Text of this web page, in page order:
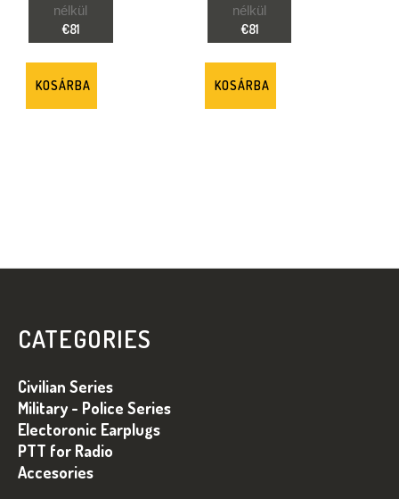
nélkül
€81
KOSÁRBA
nélkül
€81
KOSÁRBA
CATEGORIES
Civilian Series
Military - Police Series
Electoronic Earplugs
PTT for Radio
Accesories